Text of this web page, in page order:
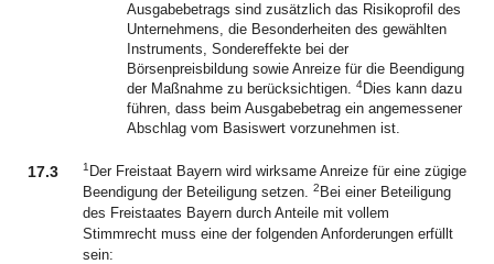
Ausgabebetrags sind zusätzlich das Risikoprofil des
Unternehmens, die Besonderheiten des gewählten
Instruments, Sondereffekte bei der
Börsenpreisbildung sowie Anreize für die Beendigung
der Maßnahme zu berücksichtigen. 4Dies kann dazu
führen, dass beim Ausgabebetrag ein angemessener
Abschlag vom Basiswert vorzunehmen ist.
17.3 1 Der Freistaat Bayern wird wirksame Anreize für eine zügige
Beendigung der Beteiligung setzen. 2 Bei einer Beteiligung
des Freistaates Bayern durch Anteile mit vollem
Stimmrecht muss eine der folgenden Anforderungen erfüllt
sein: